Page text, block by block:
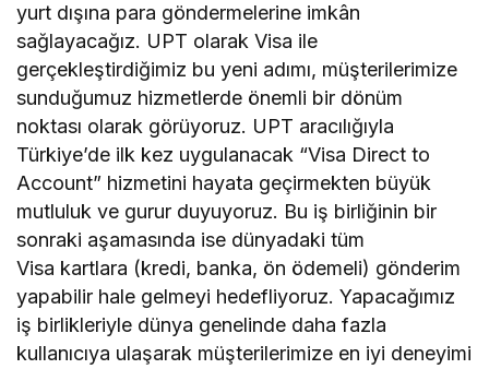
yurt dışına para göndermelerine imkân
sağlayacağız. UPT olarak Visa ile
gerçekleştirdiğimiz bu yeni adımı, müşterilerimize
sunduğumuz hizmetlerde önemli bir dönüm
noktası olarak görüyoruz. UPT aracılığıyla
Türkiye’de ilk kez uygulanacak “Visa Direct to
Account” hizmetini hayata geçirmekten büyük
mutluluk ve gurur duyuyoruz. Bu iş birliğinin bir
sonraki aşamasında ise dünyadaki tüm
Visa kartlara (kredi, banka, ön ödemeli) gönderim
yapabilir hale gelmeyi hedefliyoruz. Yapacağımız
iş birlikleriyle dünya genelinde daha fazla
kullanıcıya ulaşarak müşterilerimize en iyi deneyimi